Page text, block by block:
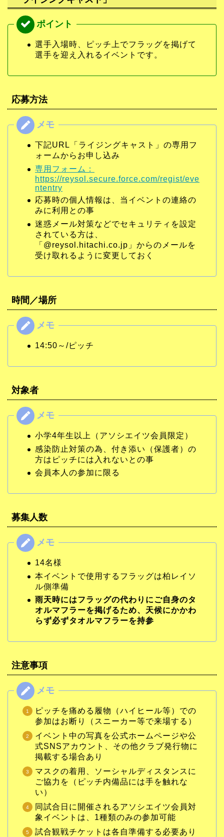
選手入場時、ピッチ上でフラッグを掲げて
選手を迎え入れるイベントです。
応募方法
下記URL「ライジングキャスト」の専用フ
ォームからお申し込み
専用フォーム：
https://reysol.secure.force.com/regist/eve
ntentry
応募時の個人情報は、当イベントの連絡の
みに利用との事
迷惑メール対策などでセキュリティを設定
されている方は、
「@reysol.hitachi.co.jp」からのメールを
受け取れるように変更しておく
時間／場所
14:50～/ピッチ
対象者
小学4年生以上（アソシエイツ会員限定）
感染防止対策の為、付き添い（保護者）の
方はピッチには入れないとの事
会員本人の参加に限る
募集人数
14名様
本イベントで使用するフラッグは柏レイソ
ル側準備
雨天時にはフラッグの代わりにご自身のタ
オルマフラーを掲げるため、天候にかかわ
らず必ずタオルマフラーを持参
注意事項
ピッチを痛める履物（ハイヒール等）での
参加はお断り（スニーカー等で来場する）
イベント中の写真を公式ホームページや公
式SNSアカウント、その他クラブ発行物に
掲載する場合あり
マスクの着用、ソーシャルディスタンスに
ご協力を（ピッチ内備品には手を触れな
い）
同試合日に開催されるアソシエイツ会員対
象イベントは、1種類のみの参加可能
試合観戦チケットは各自準備する必要あり